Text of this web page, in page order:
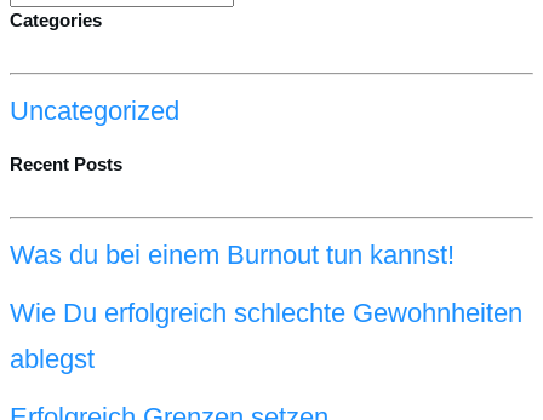
Categories
Uncategorized
Recent Posts
Was du bei einem Burnout tun kannst!
Wie Du erfolgreich schlechte Gewohnheiten
ablegst